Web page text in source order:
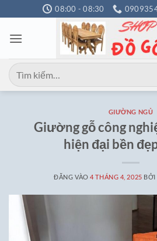
qua
nội
08:00 - 08:30
Tìm
kiếm:
GIƯỜNG NGỦ
Giường gỗ công
hiện đại bền
ĐĂNG VÀO4 THÁNG 4, 2025 BỞI